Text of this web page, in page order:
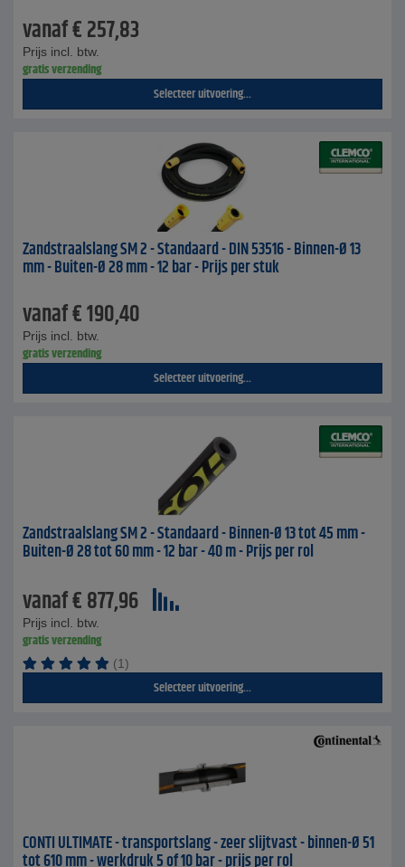
vanaf€257,83
Prijs incl. btw.
gratis verzending
Selecteer uitvoering...
Zandstraalslang SM 2 - Standaard - DIN 53516 - Binnen-Ø 13
mm - Buiten-Ø 28 mm - 12 bar - Prijs per stuk
vanaf€190,40
Prijs incl. btw.
gratis verzending
Selecteer uitvoering...
Zandstraalslang SM 2 - Standaard - Binnen-Ø 13 tot 45 mm -
Buiten-Ø 28 tot 60 mm - 12 bar - 40 m - Prijs per rol
vanaf€877,96
Prijs incl. btw.
gratis verzending
(1)
Selecteer uitvoering...
CONTI ULTIMATE - transportslang - zeer slijtvast - binnen-Ø 51
tot 610 mm - werkdruk 5 of 10 bar - prijs per rol